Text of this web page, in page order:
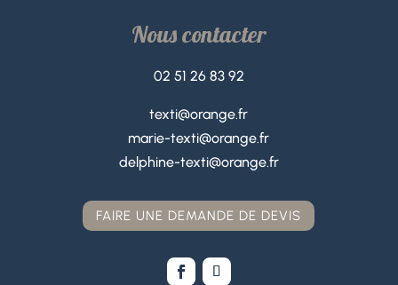
Nous contacter
02 51 26 83 92
texti@orange.fr
marie-texti@orange.fr
delphine-texti@orange.fr
FAIRE UNE DEMANDE DE DEVIS